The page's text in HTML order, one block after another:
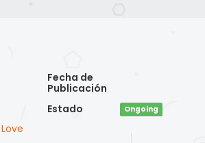
Fecha de
Publicación
Estado
Ongoing